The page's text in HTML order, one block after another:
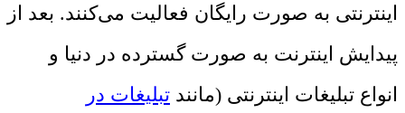
اینترنتی به صورت رایگان فعالیت می‌کنند. بعد از
پیدایش اینترنت به صورت گسترده در دنیا و
انواع تبلیغات اینترنتی (مانند تبلیغات در